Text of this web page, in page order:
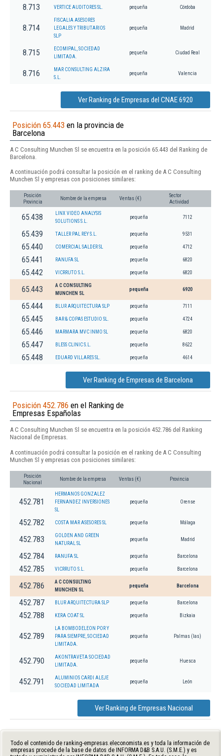
8.713 VERTICE AUDITORES SL. pequeña Córdoba
8.714
FISCALIA ASESORES
LEGALES Y TRIBUTARIOS
SLP
pequeña Madrid
8.715
ECOMIPAL, SOCIEDAD
LIMITADA.
pequeña Ciudad Real
8.716
MAR CONSULTING ALZIRA
S.L.
pequeña Valencia
Ver Ranking de Empresas del CNAE 6920
Posición 65.443 en la provincia de
Barcelona
A C Consulting Munchen Sl se encuentra en la posición 65.443 del Ranking de
Barcelona.
A continuación podrá consultar la posición en el ranking de A C Consulting
Munchen Sl y empresas con posiciones similares:
Posición
Provincia
Nombre de la empresa Ventas (€)
Sector
Actividad
65.438
LINX VIDEO ANALYSIS
SOLUTIONS S.L.
pequeña 7112
65.439 TALLER PAL REY S.L. pequeña 9531
65.440 COMERCIAL SALDER SL pequeña 4712
65.441 RANUFA SL pequeña 6820
65.442 VICRRUTO S.L. pequeña 6820
65.443
A C CONSULTING
MUNCHEN SL
pequeña 6920
65.444 BLUR ARQUITECTURA SLP pequeña 7111
65.445 BAR & COPAS ESTUDIO SL. pequeña 4724
65.446 MARMARA MVC INMO SL pequeña 6820
65.447 BLESS CLINIC S.L. pequeña 8622
65.448 EDUARD VILLARES SL. pequeña 4614
Ver Ranking de Empresas de Barcelona
Posición 452.786 en el Ranking de
Empresas Españolas
A C Consulting Munchen Sl se encuentra en la posición 452.786 del Ranking
Nacional de Empresas.
A continuación podrá consultar la posición en el ranking de A C Consulting
Munchen Sl y empresas con posiciones similares:
Posición
Nacional
Nombre de la empresa Ventas (€) Provincia
452.781
HERMANOS GONZALEZ
FERNANDEZ INVERSIONES
SL
pequeña Orense
452.782 COSTA MAR ASESORES SL pequeña Málaga
452.783
GOLDEN AND GREEN
NATURAL SL
pequeña Madrid
452.784 RANUFA SL pequeña Barcelona
452.785 VICRRUTO S.L. pequeña Barcelona
452.786
A C CONSULTING
MUNCHEN SL
pequeña Barcelona
452.787 BLUR ARQUITECTURA SLP pequeña Barcelona
452.788 KERA COAT SL pequeña Bizkaia
452.789
LA BOMBODELEON POR Y
PARA SIEMPRE, SOCIEDAD
LIMITADA.
pequeña Palmas (las)
452.790
AKONTRAVETA SOCIEDAD
LIMITADA.
pequeña Huesca
452.791
ALUMINIOS CARDI ALEJE
SOCIEDAD LIMITADA
pequeña León
Ver Ranking de Empresas Nacional
Todo el contenido de ranking-empresas.eleconomista.es y toda la información de
empresas procede de la base de datos de INFORMA D&B S.A.U. (S.M.E.) y es